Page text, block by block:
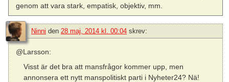
genom att vara stark, empatisk, objektiv, mm.
Ninni den 28 maj, 2014 kl. 00:04 skrev:
@Larsson:
Visst är det bra att mansfrågor kommer upp, men
annonsera ett nytt manspolitiskt parti i Nyheter24? Nä!